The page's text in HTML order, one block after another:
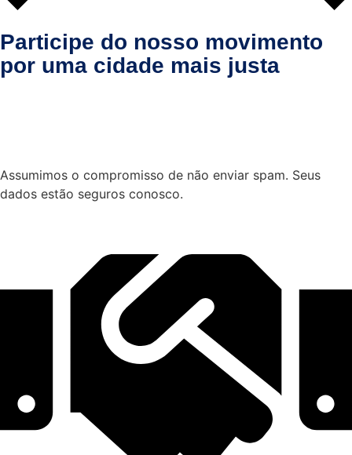
Participe do nosso movimento
por uma cidade mais justa
Assumimos o compromisso de não enviar spam. Seus
dados estão seguros conosco.